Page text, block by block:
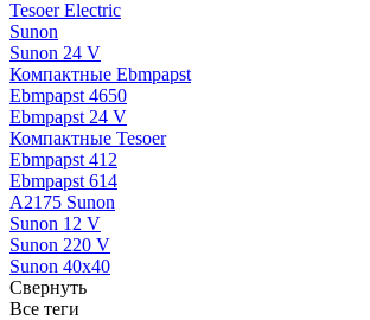
Tesoer Electric
Sunon
Sunon 24 V
Компактные Ebmpapst
Ebmpapst 4650
Ebmpapst 24 V
Компактные Tesoer
Ebmpapst 412
Ebmpapst 614
A2175 Sunon
Sunon 12 V
Sunon 220 V
Sunon 40x40
Свернуть
Все теги